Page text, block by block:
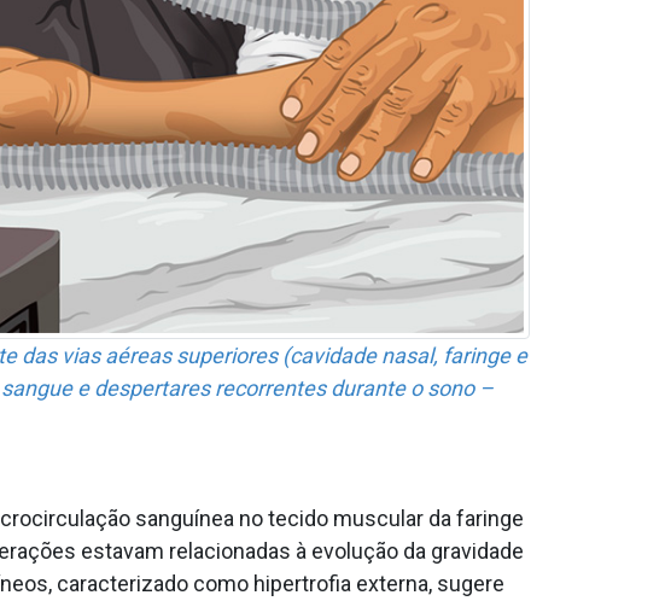
das vias aéreas superiores (cavidade nasal, faringe e
e despertares recorrentes durante o sono –
sanguínea no tecido muscular da faringe
estavam relacionadas à evolução da gravidade
caracterizado como hipertrofia externa, sugere